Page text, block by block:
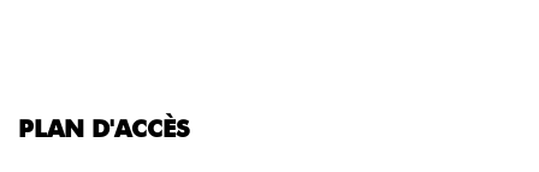
PLAN D'ACCÈS